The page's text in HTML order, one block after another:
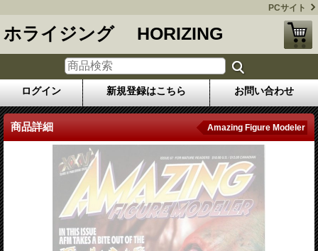
PCサイト
ホライジング HORIZING
ログイン 新規登録はこちら お問い合わせ
商品詳細 Amazing Figure Modeler